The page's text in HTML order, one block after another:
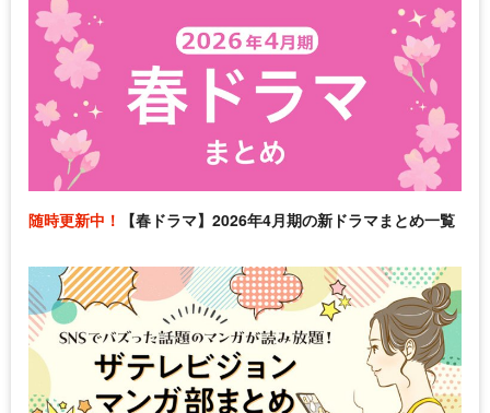
随時更新中！ 【春ドラマ】2026年4月期の新ドラマまとめ一覧